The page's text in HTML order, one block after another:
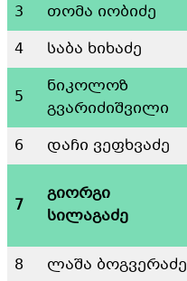
3
თომა იობიძე
4
საბა ხიხაძე
5
ნიკოლოზ
გვარიძიშვილი
6 დაჩი ვეფხვაძე
7
გიორგი
სილაგაძე
8
ლაშა ბოგვერაძე